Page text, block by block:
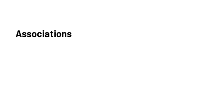
Associations